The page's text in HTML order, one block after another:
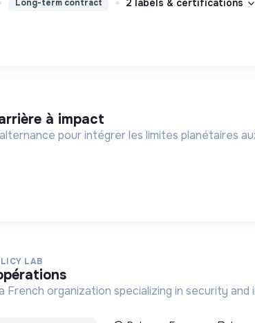
Long-term contract 2 labels & certifications
à impact
pour intégrer les limites planétaires
LAB
French organization specializing in security